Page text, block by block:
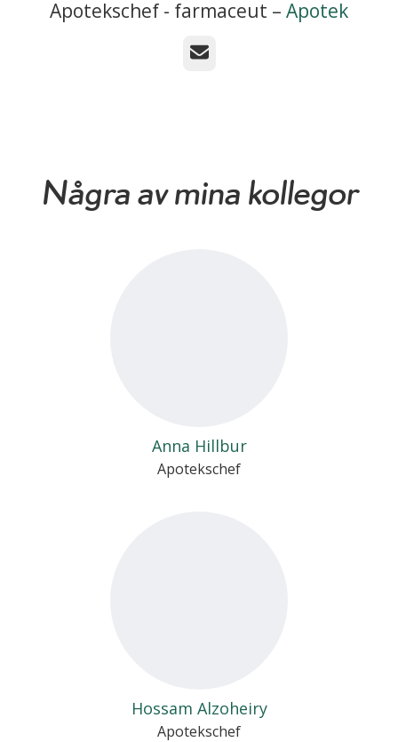
Apotekschef - farmaceut – Apotek
E-post
Några av mina kollegor
Anna Hillbur
Apotekschef
Hossam Alzoheiry
Apotekschef